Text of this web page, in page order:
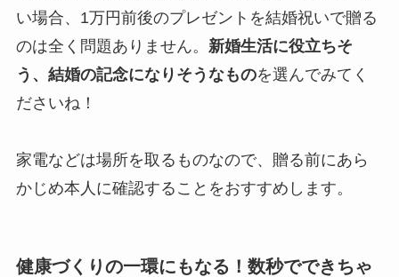
い場合、1万円前後のプレゼントを結婚祝いで贈る
のは全く問題ありません。 新婚生活に役立ちそ
う、結婚の記念になりそうなものを選んでみてく
ださいね！
家電などは場所を取るものなので、贈る前にあら
かじめ本人に確認することをおすすめします。
健康づくりの一環にもなる！数秒でできちゃ